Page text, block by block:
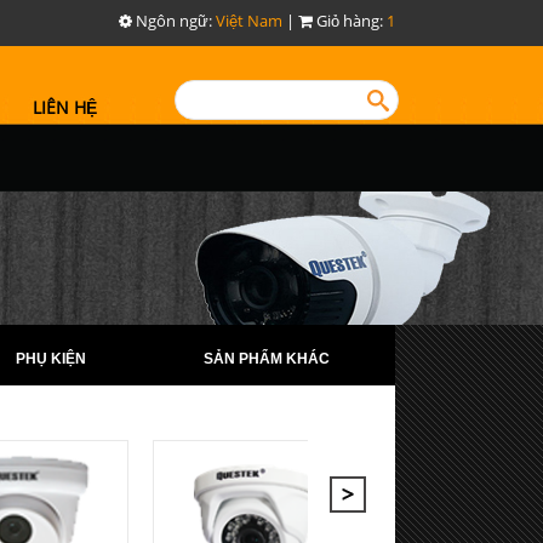
Ngôn ngữ:Việt Nam | Giỏ hàng: 1
LIÊN HỆ
PHỤ KIỆN SẢN PHẨM KHÁC